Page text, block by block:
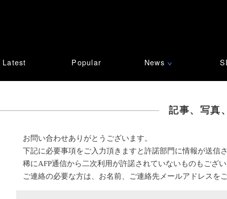
Latest Popular News ∨
記事、写真
お問い合わせありがとうございます。
下記に必要事項をご入力頂きますと許諾部門に情報が送信
稀にAFP通信から二次利用が許諾されていないものもござ
ご連絡の必要な方は、お名前、ご連絡先メールアドレスを